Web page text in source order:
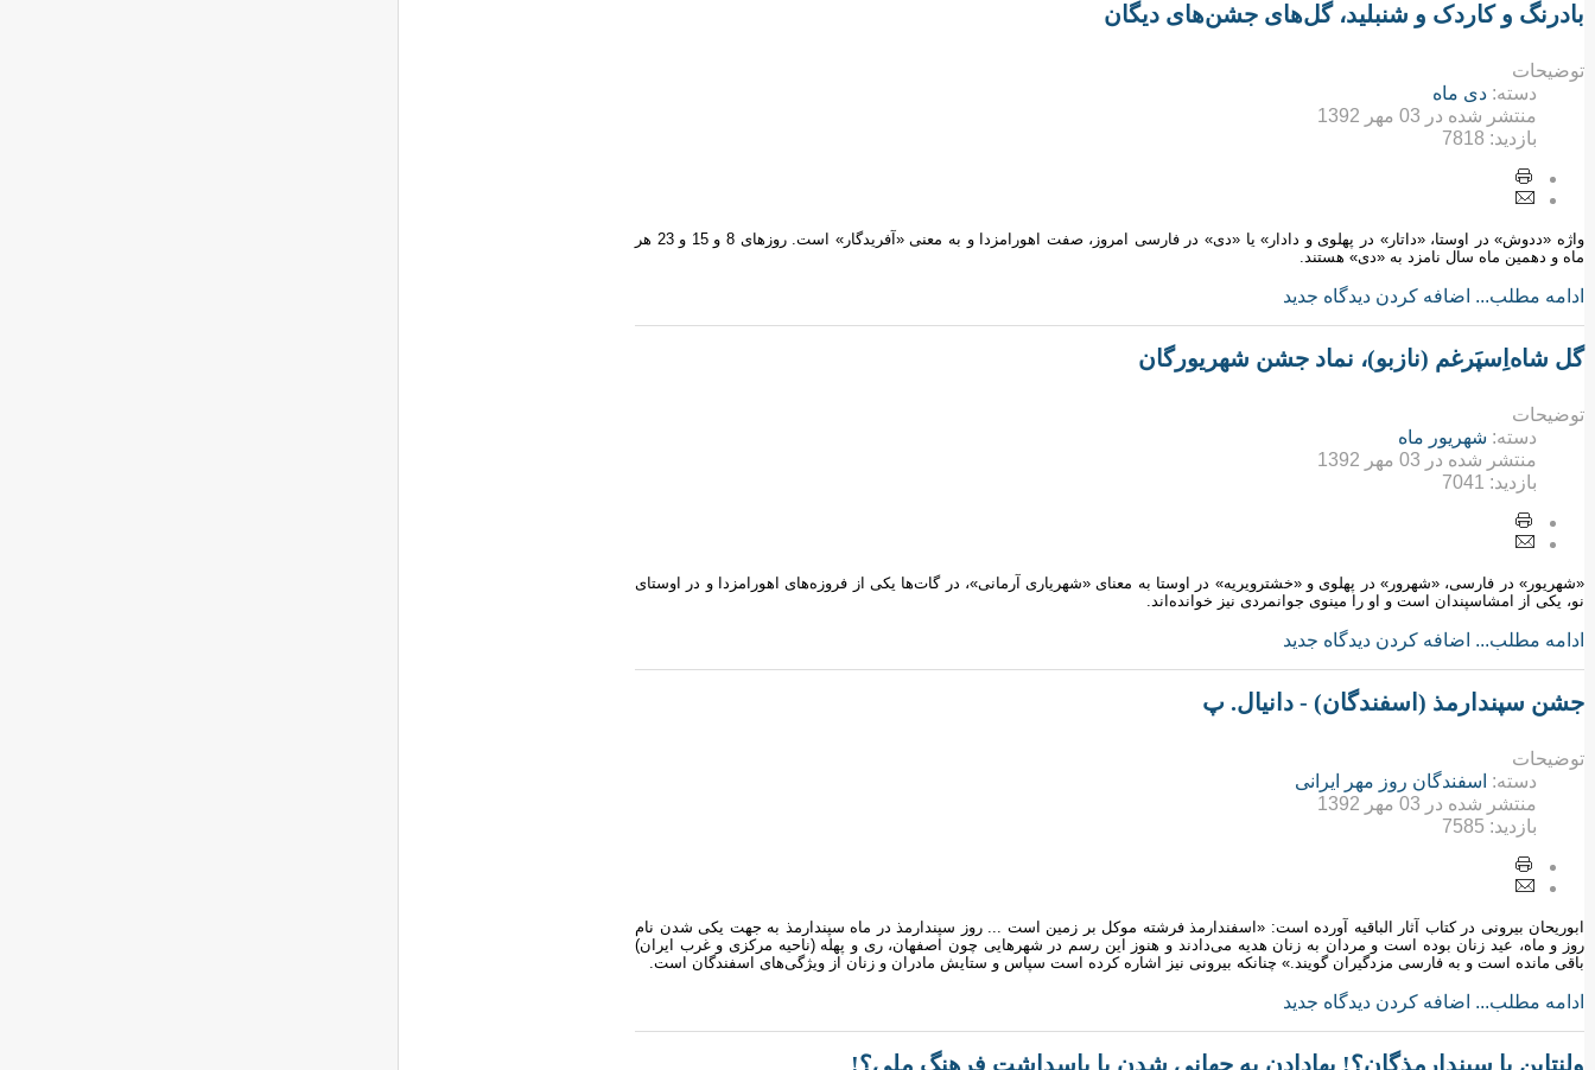
بادرنگ و کاردک و شنبلید، گل‌های جشن‌های دیگان
توضیحات
دسته: دی ماه
منتشر شده در 03 مهر 1392
بازدید: 7818
واژه «ددوش» در اوستا، «داتار» در پهلوی و دادار» یا «دی» در فارسی امروز، صفت اهورامزدا و به معنی «آفریدگار» است. روزهای 8 و 15 و 23 هر
ماه و دهمین ماه سال نامزد به «دی» هستند.
ادامه مطلب... اضافه کردن دیدگاه جدید
گل شاه‌اِسپَرغم (نازبو)، نماد جشن شهریورگان
توضیحات
دسته: شهریور ماه
منتشر شده در 03 مهر 1392
بازدید: 7041
«شهریور» در فارسی، «شهرور» در پهلوی و «خشترویریه» در اوستا به معنای «شهریاری آرمانی»، در گات‌ها یکی از فروزه‌های اهورامزدا و در اوستای
نو، یکی از امشاسپندان است و او را مینوی جوانمردی نیز خوانده‌اند.
ادامه مطلب... اضافه کردن دیدگاه جدید
جشن سپندارمذ (اسفندگان) - دانیال. پ
توضیحات
دسته: اسفندگان روز مهر ایرانی
منتشر شده در 03 مهر 1392
بازدید: 7585
ابوریحان بیرونی در کتاب آثار الباقیه آورده است: «اسفندارمذ فرشته موکل بر زمین است ... روز سپندارمذ در ماه سپندارمذ به جهت یکی شدن نام
روز و ماه، عید زنان بوده است و مردان به زنان هدیه می‌دادند و هنوز این رسم در شهرهایی چون اصفهان، ری و پهله (ناحیه مرکزی و غرب ایران)
باقی مانده است و به فارسی مزدگیران گویند.» چنانکه بیرونی نیز اشاره کرده است سپاس و ستایش مادران و زنان از ویژگی‌های اسفندگان است.
ادامه مطلب... اضافه کردن دیدگاه جدید
ولنتاین یا سپندارمذگان؟! بهادادن به جهانی شدن یا پاسداشت فرهنگ ملی؟!